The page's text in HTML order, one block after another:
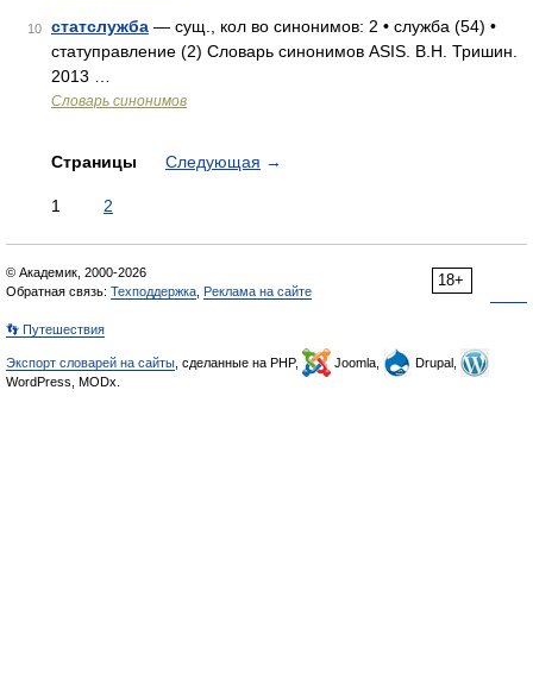
10 статслужба — сущ., кол во синонимов: 2 • служба (54) •
статуправление (2) Словарь синонимов ASIS. В.Н. Тришин.
2013 …
Словарь синонимов
Страницы Следующая →
1 2
18+
© Академик, 2000-2026
Обратная связь: Техподдержка Реклама на сайте
👣 Путешествия
Экспорт словарей на сайты , сделанные на PHP, Joomla,
Drupal,
WordPress, MODx.